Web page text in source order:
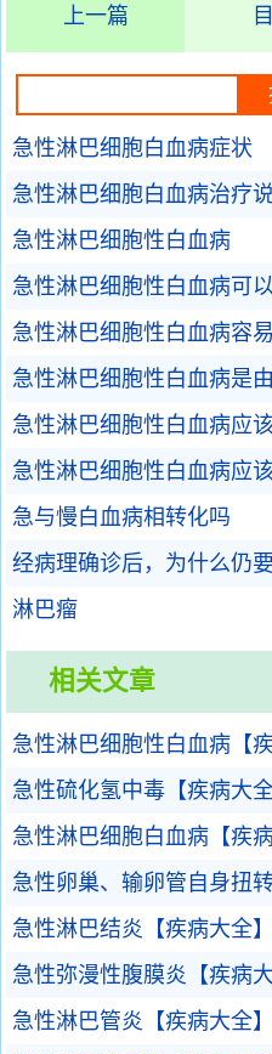
上一篇
急性淋巴细胞白血病症状
急性淋巴细胞白血病治疗
急性淋巴细胞性白血病
急性淋巴细胞性白血病可
急性淋巴细胞性白血病容
急性淋巴细胞性白血病是
急性淋巴细胞性白血病应
急性淋巴细胞性白血病应
急与慢白血病相转化吗
经病理确诊后，为什么仍
淋巴瘤
相关文章
急性淋巴细胞性白血病【疾
急性硫化氢中毒【疾病大全
急性淋巴细胞白血病【疾病
急性卵巢、输卵管自身扭
急性淋巴结炎【疾病大全】
急性弥漫性腹膜炎【疾病大
急性淋巴管炎【疾病大全】